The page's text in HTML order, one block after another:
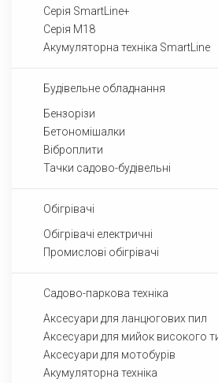
Серія SmartLine+
Серія М18
Акумуляторна техніка SmartLine
Будівельне обладнання
Бензорізи
Бетономішалки
Віброплити
Тачки садово-будівельні
Обігрівачі
Обігрівачі електричні
Промислові обігрівачі
Садово-паркова техніка
Аксесуари для ланцюгових пил
Аксесуари для мийок високого
Аксесуари для мотобурів
Акумуляторна техніка